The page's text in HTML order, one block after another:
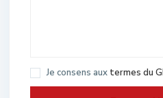
Je consens aux termes du